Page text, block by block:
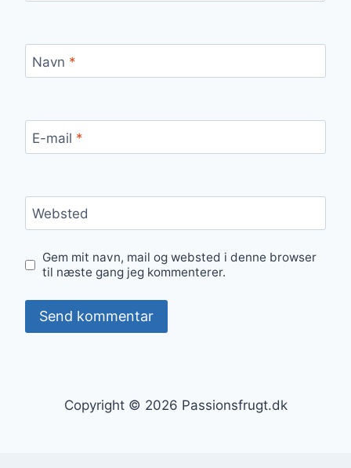
Navn *
E-mail *
Websted
Gem mit navn, mail og websted i denne browser
til næste gang jeg kommenterer.
Copyright © 2026 Passionsfrugt.dk